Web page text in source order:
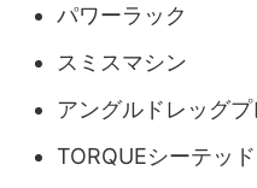
パワーラック
スミスマシン
アングルドレッグプ
TORQUEシーテッ